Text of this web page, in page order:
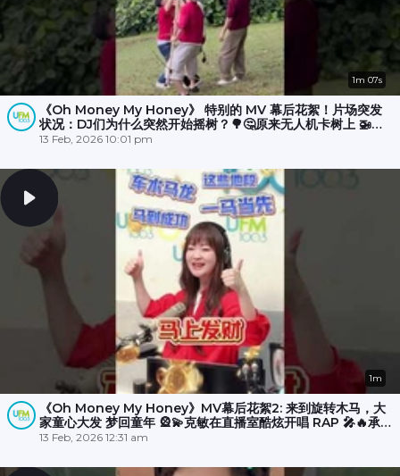
1m 07s
《Oh Money My Honey》 特别的 MV 幕后花絮！片场突发
状况：DJ们为什么突然开始摇树？🌳🤔原来无人机卡树上 🚁
💥，大家冒雨☔️努力了半小时才成功营救！🎉
13 Feb, 2026 10:01 pm
1m
《Oh Money My Honey》MV幕后花絮2: 来到旋转木马，大
家童心大发 梦回童年 🎡💫克敏在直播室酷炫开唱 RAP 🎤🔥承尧
和丽梅则拍摄空档在木马上斗舞？💃🕺
13 Feb, 2026 12:31 am